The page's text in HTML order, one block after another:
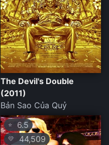
The Devil's Double
(2011)
Bản Sao Của Quỷ
⭐ 6.5
💛 44,509